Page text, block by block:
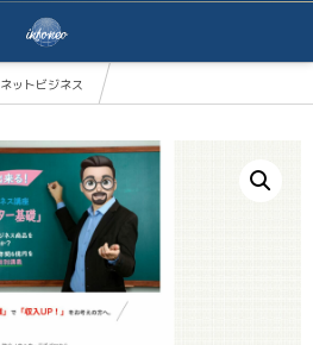
ネットビジネス